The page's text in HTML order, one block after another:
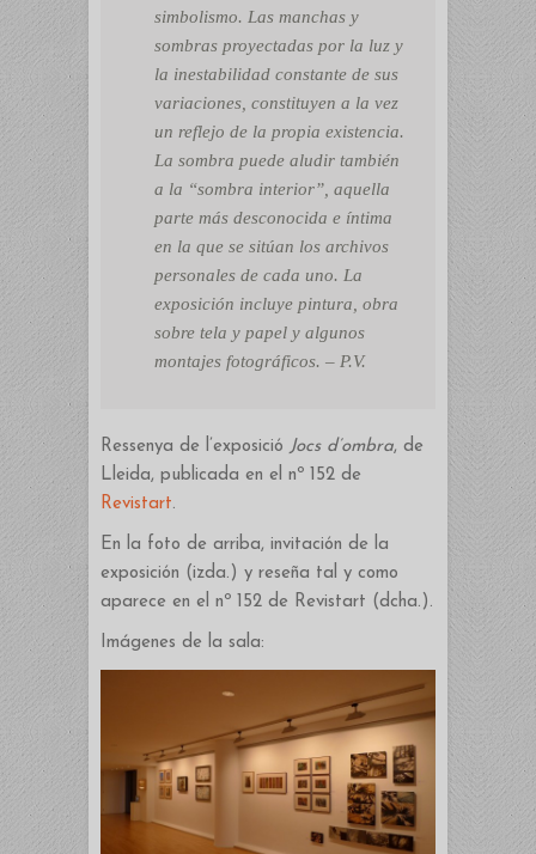
simbolismo. Las manchas y
sombras proyectadas por la luz y
la inestabilidad constante de sus
variaciones, constituyen a la vez
un reflejo de la propia existencia.
La sombra puede aludir también
a la “sombra interior”, aquella
parte más desconocida e íntima
en la que se sitúan los archivos
personales de cada uno. La
exposición incluye pintura, obra
sobre tela y papel y algunos
montajes fotográficos. – P.V.
Ressenya de l’exposició Jocs d’ombra, de
Lleida, publicada en el nº 152 de
Revistart.
En la foto de arriba, invitación de la
exposición (izda.) y reseña tal y como
aparece en el nº 152 de Revistart (dcha.).
Imágenes de la sala: